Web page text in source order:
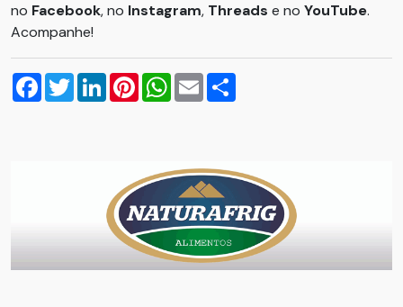
no Facebook, no Instagram, Threads e no YouTube.
Acompanhe!
Facebook
TwitterLinkedInPinterestWhatsApp
Email